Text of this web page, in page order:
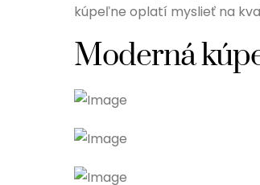
kúpeľne oplatí myslieť na
Moderná